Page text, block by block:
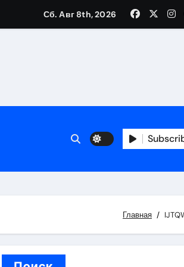
ресниц и депиляции
и обустройства мест отдыха
Сб. Авг 8th, 2026
Главная